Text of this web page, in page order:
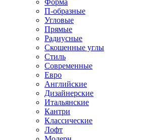
Форма
П-образные
Угловые
Прямые
Радиусные
Скошенные углы
Стиль
Современные
Евро
Английские
Дизайнерские
Итальянские
Кантри
Классические
Лофт